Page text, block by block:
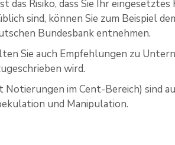
das Risiko, dass Sie Ihr
sind, können Sie zum Beispiel
Bundesbank entnehmen.
Sie auch Empfehlungen zu
wird.
im Cent-Bereich) sind
und Manipulation.